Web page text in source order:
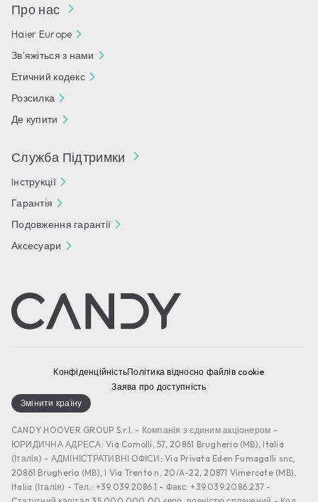
Про нас
Haier Europe
Зв'яжіться з нами
Етичний кодекс
Розсилка
Де купити
Служба Підтримки
Iнструкції
Гарантія
Подовження гарантії
Аксесуари
CANDY HOOVER GROUP S.r.I. - Компанія з єдиним акціонером -
ЮРИДИЧНА АДРЕСА: Via Comolli, 57, 20861 Brugherio (MB), Italia
(Італія) - АДМІНІСТРАТИВНІ ОФІСИ: Via Privata Eden Fumagalli snc,
20861 Brugherio (MB), і Via Trento n. 20/A-22, 20871 Vimercate (MB),
Italia (Італія) - Тел.: +39.039.2086.1 - Факс: +39.039.2086.237 -
КонфіденційністьПолітика відносно файлів cookie
Заява про доступність
Змінити країну